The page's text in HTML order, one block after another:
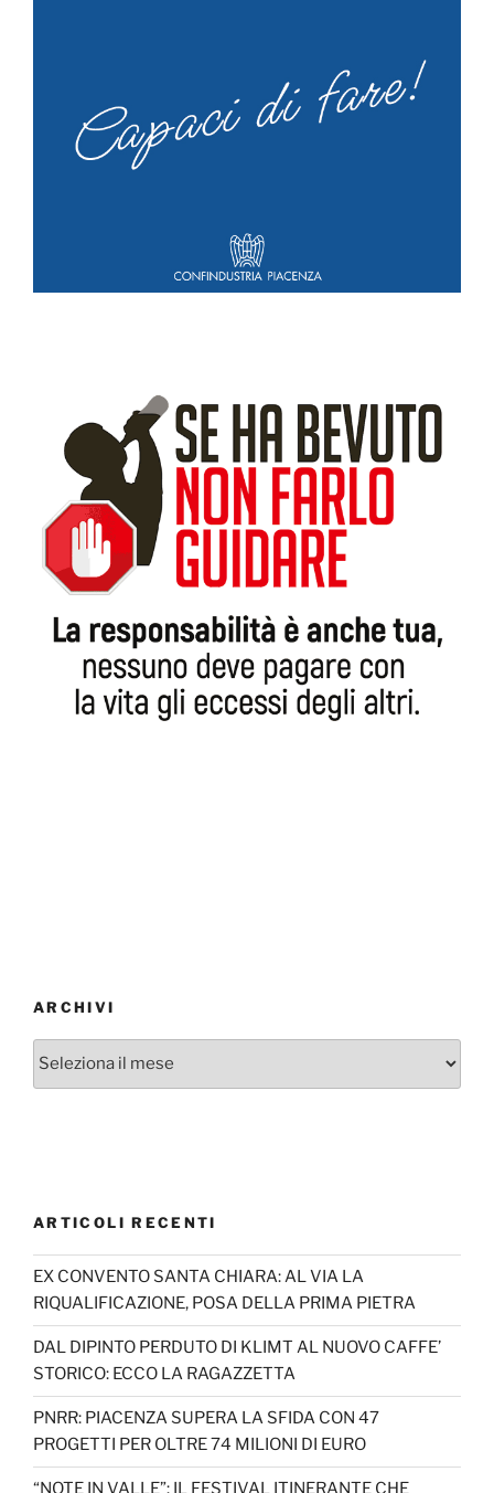
ARCHIVI
ARTICOLI RECENTI
EX CONVENTO SANTA CHIARA: AL VIA LA
RIQUALIFICAZIONE, POSA DELLA PRIMA PIETRA
DAL DIPINTO PERDUTO DI KLIMT AL NUOVO CAFFE’
STORICO: ECCO LA RAGAZZETTA
PNRR: PIACENZA SUPERA LA SFIDA CON 47
PROGETTI PER OLTRE 74 MILIONI DI EURO
“NOTE IN VALLE”: IL FESTIVAL ITINERANTE CHE